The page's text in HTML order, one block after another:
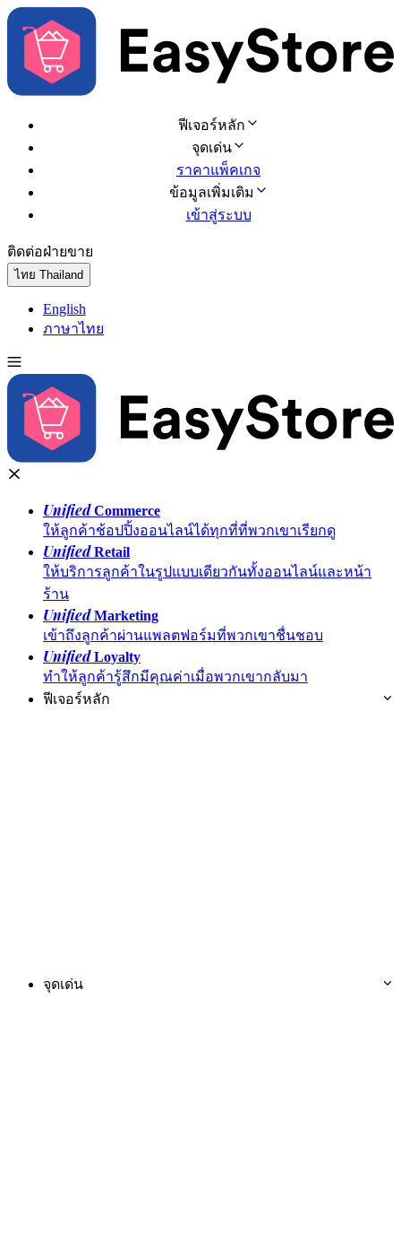
ฟีเจอร์หลัก
จุดเด่น
ราคาแพ็คเกจ
ข้อมูลเพิ่มเติม
เข้าสู่ระบบ
ติดต่อฝ่ายขาย
ไทย Thailand
English
ภาษาไทย
UnifiedCommerce
ให้ลูกค้าช้อปปิ้งออนไลน์ได้ทุกที่ที่พวกเขาเรียกดู
UnifiedRetail
ให้บริการลูกค้าในรูปแบบเดียวกันทั้งออนไลน์และหน้า
ร้าน
UnifiedMarketing
เข้าถึงลูกค้าผ่านแพลตฟอร์มที่พวกเขาชื่นชอบ
UnifiedLoyalty
ทำให้ลูกค้ารู้สึกมีคุณค่าเมื่อพวกเขากลับมา
ฟีเจอร์หลัก
จุดเด่น